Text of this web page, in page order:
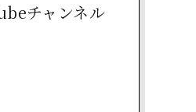
チャンネル